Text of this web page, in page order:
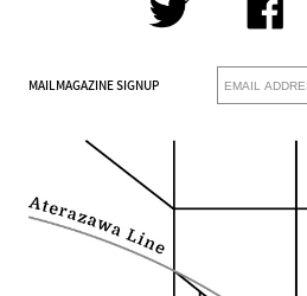
MAILMAGAZINE SIGNUP